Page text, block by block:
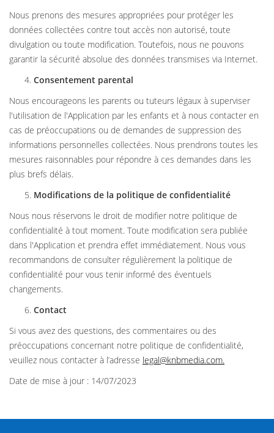
Nous prenons des mesures appropriées pour protéger les
données collectées contre tout accès non autorisé, toute
divulgation ou toute modification. Toutefois, nous ne pouvons
garantir la sécurité absolue des données transmises via Internet.
Consentement parental
Nous encourageons les parents ou tuteurs légaux à superviser
l'utilisation de l'Application par les enfants et à nous contacter en
cas de préoccupations ou de demandes de suppression des
informations personnelles collectées. Nous prendrons toutes les
mesures raisonnables pour répondre à ces demandes dans les
plus brefs délais.
Modifications de la politique de confidentialité
Nous nous réservons le droit de modifier notre politique de
confidentialité à tout moment. Toute modification sera publiée
dans l'Application et prendra effet immédiatement. Nous vous
recommandons de consulter régulièrement la politique de
confidentialité pour vous tenir informé des éventuels
changements.
Contact
Si vous avez des questions, des commentaires ou des
préoccupations concernant notre politique de confidentialité,
veuillez nous contacter à l’adresse legal@knbmedia.com.
Date de mise à jour : 14/07/2023